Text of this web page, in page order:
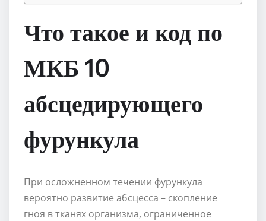
Что такое и код по
МКБ 10
абсцедирующего
фурункула
При осложненном течении фурункула
вероятно развитие абсцесса – скопление
гноя в тканях организма, ограниченное